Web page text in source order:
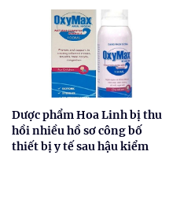
Dược phẩm Hoa Linh bị thu
hồi nhiều hồ sơ công bố
thiết bị y tế sau hậu kiểm